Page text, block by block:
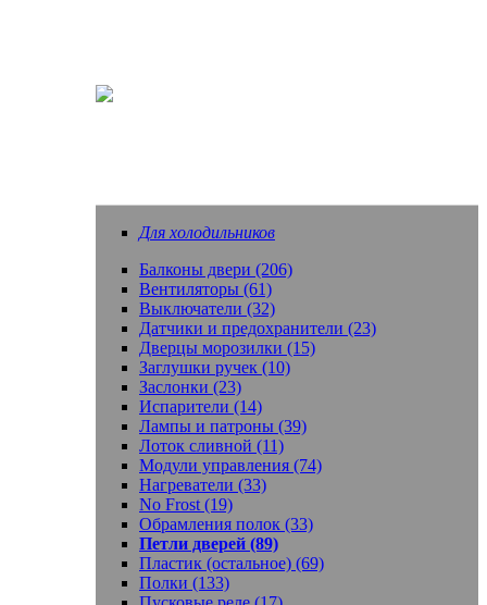
Для холодильников
Балконы двери (206)
Вентиляторы (61)
Выключатели (32)
Датчики и предохранители (23)
Дверцы морозилки (15)
Заглушки ручек (10)
Заслонки (23)
Испарители (14)
Лампы и патроны (39)
Лоток сливной (11)
Модули управления (74)
Нагреватели (33)
No Frost (19)
Обрамления полок (33)
Петли дверей (89)
Пластик (остальное) (69)
Полки (133)